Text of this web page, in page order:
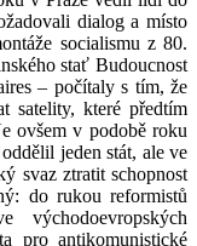
dialog a místo
socialismu z 80.
stať Budoucnost
– počítaly s tím, že
satelity, které předtím
ovšem v podobě roku
jeden stát, ale ve
svaz ztratit schopnost
do rukou reformistů
pro antikomunistické